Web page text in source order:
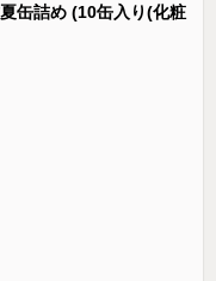
缶詰め (10缶入り(化粧